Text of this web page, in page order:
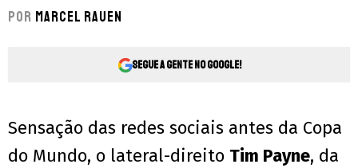
Por Marcel Rauen
Segue a gente no Google!
Sensação das redes sociais antes da Copa
do Mundo, o lateral-direito Tim Payne, da